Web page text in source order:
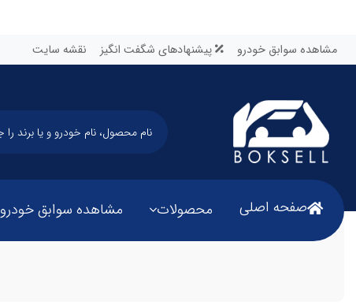
مشاهده سوابق خودرو پیشنهادهای شگفت انگیز نقشه سایت
صفحه اصلی محصولات مشاهده سوابق خودرو